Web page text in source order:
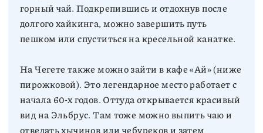
горный чай. Подкрепившись и отдохнув после
долгого хайкинга, можно завершить путь
пешком или спуститься на кресельной канатке.
На Чегете также можно зайти в кафе «Ай» (ниже
пирожковой). Это легендарное место работает с
начала 60-х годов. Оттуда открывается красивый
вид на Эльбрус. Там тоже можно выпить чаю и
отведать хычинов или чебуреков и затем